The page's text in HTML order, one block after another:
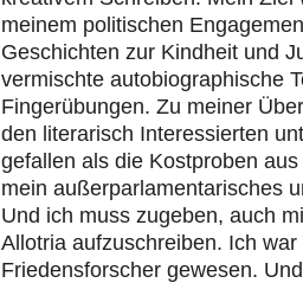
meinem politischen
Geschichten zur Kindheit und
vermischte autobiographische
Fingerübungen. Zu meiner
den literarisch Interessierten
gefallen als die Kostproben
mein außerparlamentarisches
Und ich muss zugeben, auch
Allotria aufzuschreiben. Ich
Friedensforscher gewesen.